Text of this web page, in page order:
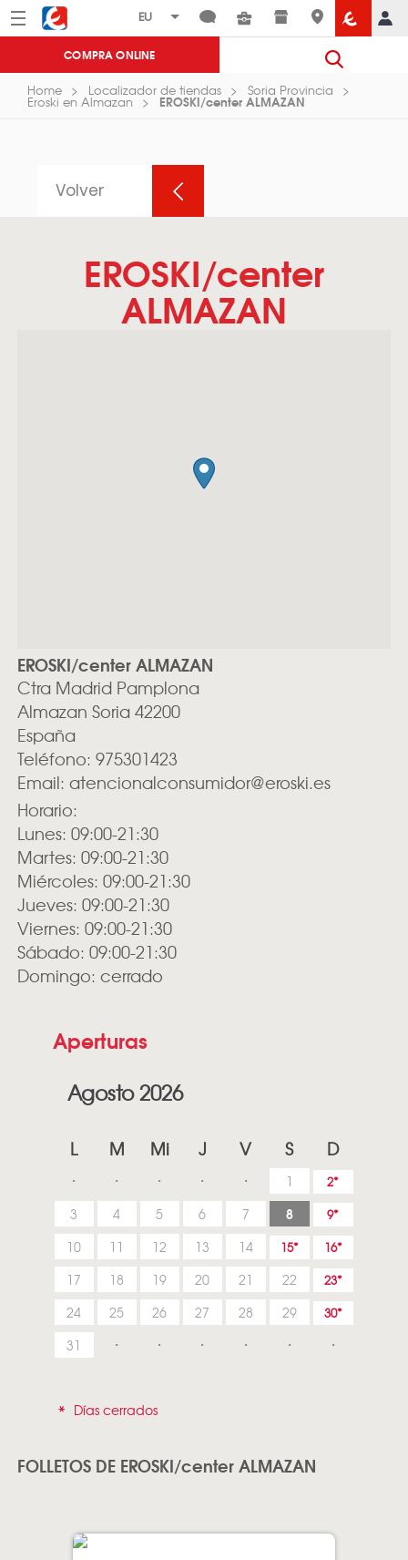
Menú Eroski
COMPRA ONLINE
Home Localizador de tiendas Soria Provincia
Eroski en Almazan EROSKI/center ALMAZAN
Volver
EROSKI/center
ALMAZAN
EROSKI/center ALMAZAN
Ctra Madrid Pamplona
Almazan Soria 42200
España
Teléfono: 975301423
Email: atencionalconsumidor@eroski.es
Horario:
Lunes: 09:00-21:30
Martes: 09:00-21:30
Miércoles: 09:00-21:30
Jueves: 09:00-21:30
Viernes: 09:00-21:30
Sábado: 09:00-21:30
Domingo: cerrado
Aperturas
Agosto 2026
L M Mi J V S D
1 2
3 4 5 6 7 8 9
10 11 12 13 14 15 16
17 18 19 20 21 22 23
24 25 26 27 28 29 30
31
* Días cerrados
FOLLETOS DE EROSKI/center ALMAZAN